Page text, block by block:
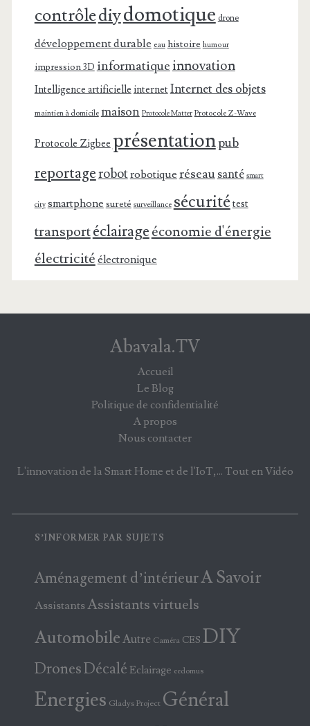
contrôlediydomotique drone
développement durable eau histoire humour
impression 3D informatiqueinnovation
Intelligence artificielle internet Internet des objets
maintien à domicile maison Protocole Matter Protocole Z-Wave
Protocole Zigbee présentationpub
reportagerobotrobotique réseausanté smart
city smartphone sureté surveillance sécuritétest
transportéclairageéconomie d'énergie
électricité électronique
Abavala.TV
Accueil
Le Blog
Politique de confidentialité
A propos
Nous contacter
L'innovation de la Smart Home et de l'IoT,... Tout en Vidéo
S’INFORMER PAR SUJETS
Aménagement d’intérieurA Savoir
AssistantsAssistants virtuels
AutomobileAutre Caméra CES DIY
DronesDécalé Eclairage eedomus
Energies Gladys Project Général